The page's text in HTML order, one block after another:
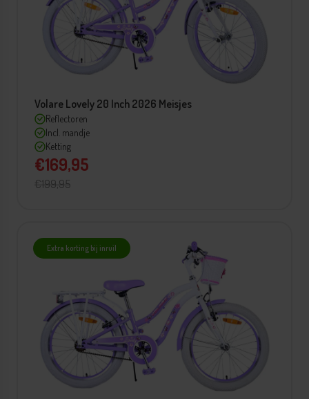
Volare Lovely 20 Inch 2026 Meisjes
Reflectoren
Incl. mandje
Ketting
€169,95
€199,95
Extra korting bij inruil